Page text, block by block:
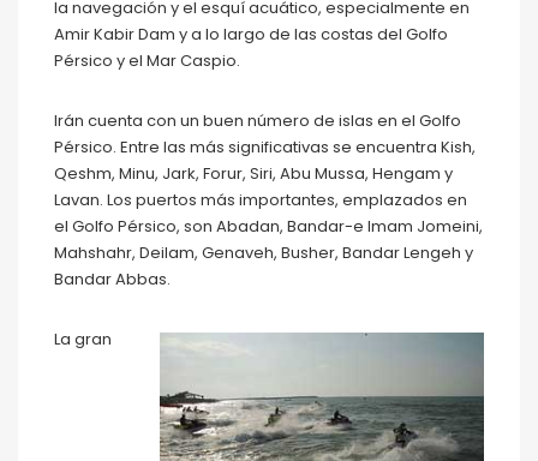
la navegación y el esquí acuático, especialmente en
Amir Kabir Dam y a lo largo de las costas del Golfo
Pérsico y el Mar Caspio.
Irán cuenta con un buen número de islas en el Golfo
Pérsico. Entre las más significativas se encuentra Kish,
Qeshm, Minu, Jark, Forur, Siri, Abu Mussa, Hengam y
Lavan. Los puertos más importantes, emplazados en
el Golfo Pérsico, son Abadan, Bandar-e Imam Jomeini,
Mahshahr, Deilam, Genaveh, Busher, Bandar Lengeh y
Bandar Abbas.
La gran